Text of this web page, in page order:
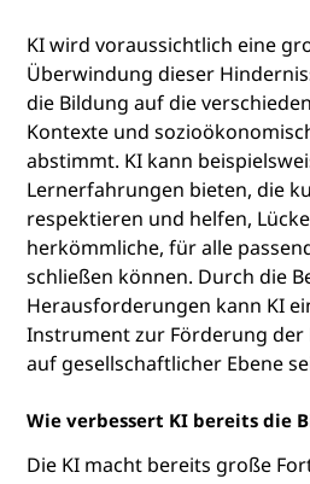
KI wird voraussichtlich eine
Überwindung dieser
die Bildung auf die
Kontexte und
abstimmt. KI kann
Lernerfahrungen bieten, die
respektieren und helfen,
herkömmliche, für alle
schließen können. Durch die
Herausforderungen kann KI
Instrument zur Förderung
auf gesellschaftlicher Ebene
Wie verbessert KI bereits die
Die KI macht bereits große